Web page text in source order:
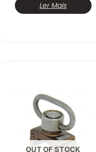
Ler Mais
OUT OF STOCK